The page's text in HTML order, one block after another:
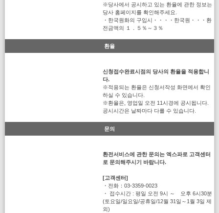
※당사에서 공시하고 있는 환율에 관한 정보는
당사 홈페이지를 확인해주세요.
・한국원화의 구입시・・・・한국원・・・환
전금액의 １．５％～３％
환율
신청접수완료시점의 당사의 환율을 적용합니
다.
※적용되는 환율은 신청서작성 화면에서 확인
하실 수 있습니다.
※환율은, 영업일 오전 11시경에 공시됩니다.
공시시간은 날짜마다 다를 수 있습니다.
문의
환전서비스에 관한 문의는 엑스파로 고객센터
로 문의해주시기 바랍니다.
[고객센터]
・전화：03-3359-0023
・ 접수시간 : 평일 오전 9시 ～ 오후 6시30분
(토요일/일요일/공휴일/12월 31일～1월 3일 제
외)